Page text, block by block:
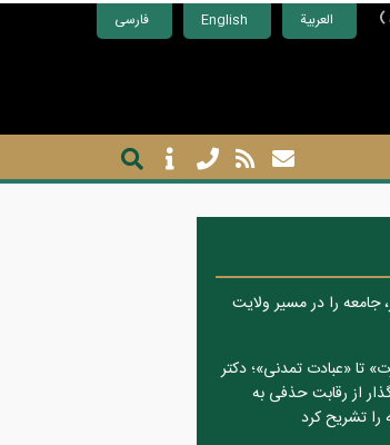
فارسی English العربية )
را در مسیر ولایت
تا «عبادت تمدنی»؛ دکتر
از رقابت حذفی به
را تشریح کرد